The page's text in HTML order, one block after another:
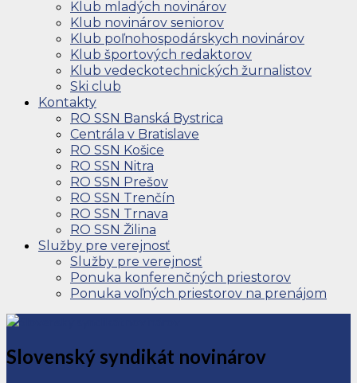
Klub mladých novinárov
Klub novinárov seniorov
Klub poľnohospodárskych novinárov
Klub športových redaktorov
Klub vedeckotechnických žurnalistov
Ski club
Kontakty
RO SSN Banská Bystrica
Centrála v Bratislave
RO SSN Košice
RO SSN Nitra
RO SSN Prešov
RO SSN Trenčín
RO SSN Trnava
RO SSN Žilina
Služby pre verejnosť
Služby pre verejnosť
Ponuka konferenčných priestorov
Ponuka voľných priestorov na prenájom
Slovenský syndikát novinárov